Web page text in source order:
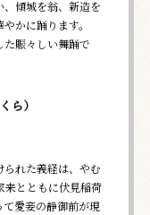
傾城を翁、新造を
かに踊ります。
賑々しい舞踊で
ら）
れた義経は、やむ
来とともに伏見稲荷
愛妾の静御前が現